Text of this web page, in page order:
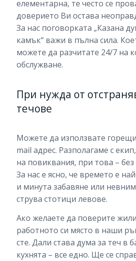
елементарна, те често се
доверието Ви остава
За нас поговорката „Казана
камък“ важи в пълна сила.
можете да разчитате 24/7 на
обслужване.
При нужда от
течове
Можете да използвате
mail адрес. Разполагаме с
на повиквания, при това –
За нас е ясно, че времето е
и минута забавяне или
струва стотици левове.
Ако желаете да поверите
работното си място в наши
сте. Дали става дума за теч в
кухнята – все едно. Ще се